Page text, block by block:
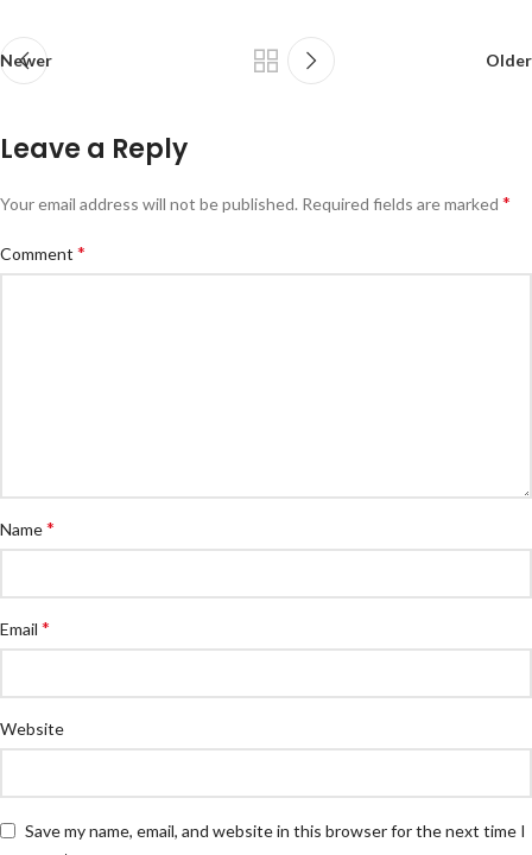
Newer Older
Leave a Reply
Your email address will not be published. Required fields are marked *
Comment *
Name*
Email *
Website
Save my name, email, and website in this browser for the next time I